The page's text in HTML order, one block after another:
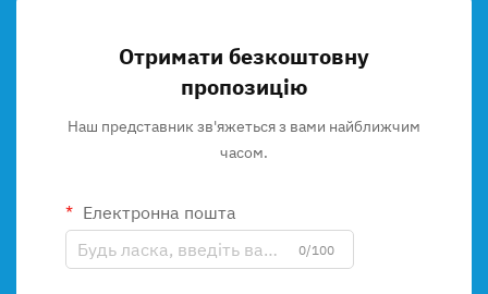
Отримати безкоштовну
пропозицію
Наш представник зв'яжеться з вами найближчим
часом.
Електронна пошта
0/100